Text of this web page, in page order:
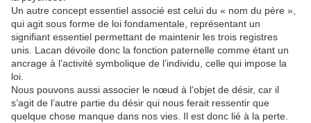
Un autre concept essentiel associé est celui du « nom du père »,
qui agit sous forme de loi fondamentale, représentant un
signifiant essentiel permettant de maintenir les trois registres
unis. Lacan dévoile donc la fonction paternelle comme étant un
ancrage à l’activité symbolique de l’individu, celle qui impose la
loi.
Nous pouvons aussi associer le nœud à l’objet de désir, car il
s’agit de l’autre partie du désir qui nous ferait ressentir que
quelque chose manque dans nos vies. Il est donc lié à la perte.